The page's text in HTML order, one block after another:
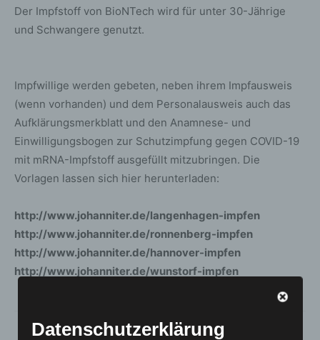
Der Impfstoff von BioNTech wird für unter 30-Jährige
und Schwangere genutzt.
Impfwillige werden gebeten, neben ihrem Impfausweis
(wenn vorhanden) und dem Personalausweis auch das
Aufklärungsmerkblatt und den Anamnese- und
Einwilligungsbogen zur Schutzimpfung gegen COVID-19
mit mRNA-Impfstoff ausgefüllt mitzubringen. Die
Vorlagen lassen sich hier herunterladen:
http://www.johanniter.de/langenhagen-impfen
http://www.johanniter.de/ronnenberg-impfen
http://www.johanniter.de/hannover-impfen
http://www.johanniter.de/wunstorf-impfen
Datenschutzerklärung